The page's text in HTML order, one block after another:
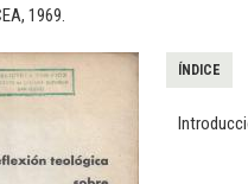
1969.
ÍNDICE